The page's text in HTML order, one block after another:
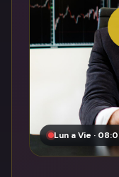
Lun a Vie ·